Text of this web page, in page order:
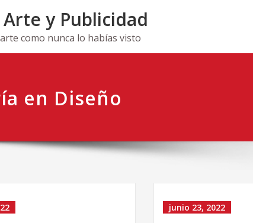
y Publicidad
como nunca lo habías visto
en Diseño
junio 23, 2022